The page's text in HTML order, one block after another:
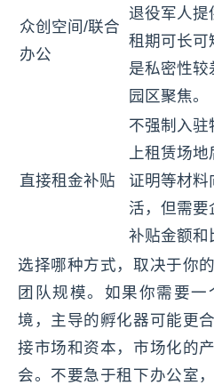
众创空间/联合
办公
退役军人提
租期可长可
是私密性较
园区聚焦。
直接租金补贴
不强制入驻
上租赁场地
证明等材料
活，但需要
补贴金额和
选择哪种方式，取决于你
团队规模。如果你需要
境，主导的孵化器可能更
接市场和资本，市场化的
会。不要急于租下办公室